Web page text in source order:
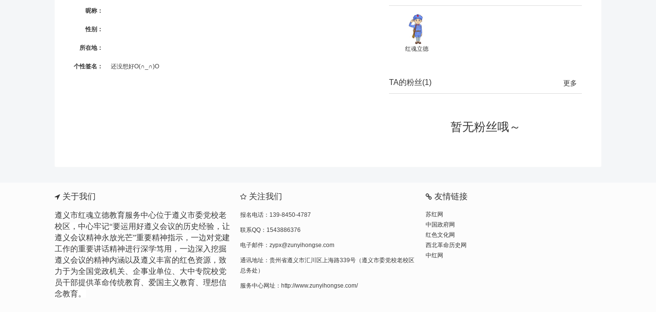
昵称：
性别：
所在地：
个性签名： 还没想好O(∩_∩)O
红魂立德
TA的粉丝(1) 更多
暂无粉丝哦～
关于我们
遵义市红魂立德教育服务中心位于遵义市委党校老
校区，中心牢记“要运用好遵义会议的历史经验，让
遵义会议精神永放光芒”重要精神指示，一边对党建
工作的重要讲话精神进行深学笃用，一边深入挖掘
遵义会议的精神内涵以及遵义丰富的红色资源，致
力于为全国党政机关、企事业单位、大中专院校党
员干部提供革命传统教育、爱国主义教育、理想信
念教育。
关注我们
报名电话：139-8450-4787
联系QQ：1543886376
电子邮件：zypx@zunyihongse.com
通讯地址：贵州省遵义市汇川区上海路339号（遵义市委党校老校区
总务处）
服务中心网址：http://www.zunyihongse.com/
友情链接
苏红网
中国政府网
红色文化网
西北革命历史网
中红网